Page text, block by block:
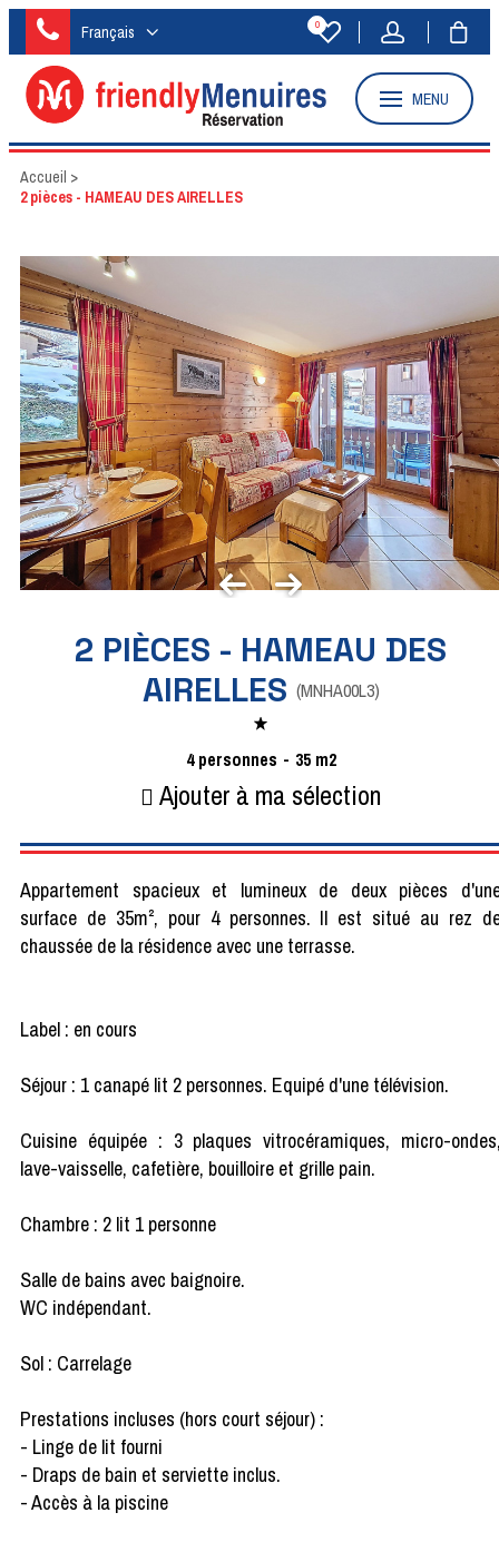
Français 0
MENU
Accueil >
2 pièces - HAMEAU DES AIRELLES
2 PIÈCES - HAMEAU DES
AIRELLES (MNHA00L3)
4 personnes 35 m2
Ajouter à ma sélection
Appartement spacieux et lumineux de deux pièces
surface de 35m², pour 4 personnes. Il est situé au rez
chaussée de la résidence avec une terrasse.
Label : en cours
Séjour : 1 canapé lit 2 personnes. Equipé d'une télévision.
Cuisine équipée : 3 plaques vitrocéramiques, micro-
lave-vaisselle, cafetière, bouilloire et grille pain.
Chambre : 2 lit 1 personne
Salle de bains avec baignoire.
WC indépendant.
Sol : Carrelage
Prestations incluses (hors court séjour) :
- Linge de lit fourni
- Draps de bain et serviette inclus.
- Accès à la piscine